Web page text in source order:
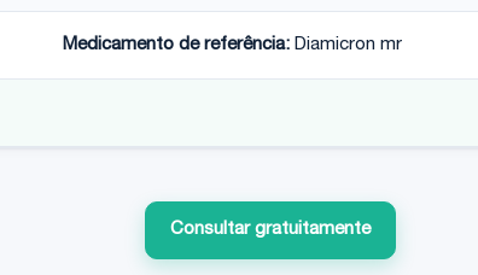
Medicamento de referência: Diamicron mr
Consultar gratuitamente